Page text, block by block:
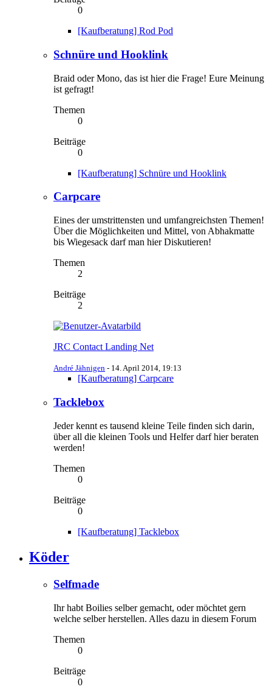
0
[Kaufberatung] Rod Pod
Schnüre und Hooklink
Braid oder Mono, das ist hier die Frage! Eure Meinung
ist gefragt!
Themen
0
Beiträge
0
[Kaufberatung] Schnüre und Hooklink
Carpcare
Eines der umstrittensten und umfangreichsten Themen!
Über die Möglichkeiten und Mittel, von Abhakmatte
bis Wiegesack darf man hier Diskutieren!
Themen
2
Beiträge
2
JRC Contact Landing Net
André Jähnigen - 14. April 2014, 19:13
[Kaufberatung] Carpcare
Tacklebox
Jeder kennt es tausend kleine Teile finden sich darin,
über all die kleinen Tools und Helfer darf hier beraten
werden!
Themen
0
Beiträge
0
[Kaufberatung] Tacklebox
Köder
Selfmade
Ihr habt Boilies selber gemacht, oder möchtet gern
welche selber herstellen. Alles dazu in diesem Forum
Themen
0
Beiträge
0